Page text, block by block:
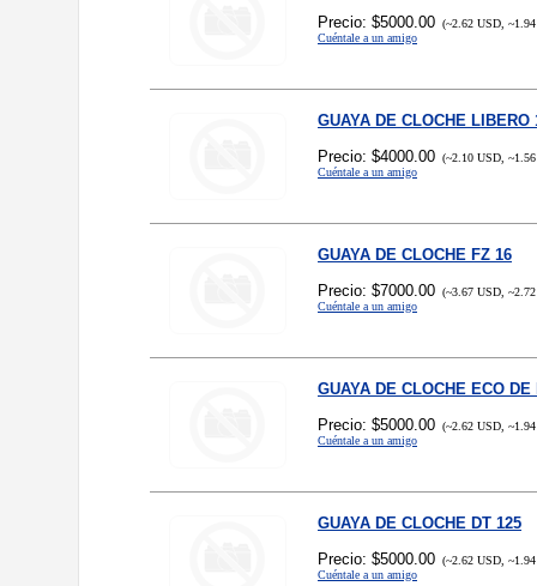
Precio: $5000.00 (~2.62 USD,
Cuéntale a un amigo
GUAYA DE CLOCHE LIBERO
Precio: $4000.00 (~2.10 USD,
Cuéntale a un amigo
GUAYA DE CLOCHE FZ 16
Precio: $7000.00 (~3.67 USD,
Cuéntale a un amigo
GUAYA DE CLOCHE ECO
Precio: $5000.00 (~2.62 USD,
Cuéntale a un amigo
GUAYA DE CLOCHE DT 125
Precio: $5000.00 (~2.62 USD,
Cuéntale a un amigo